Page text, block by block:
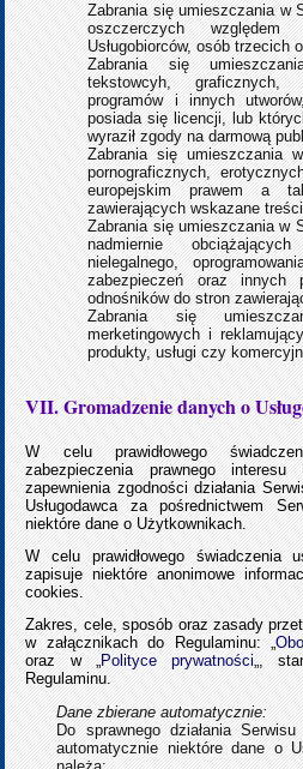
Zabrania się umieszczania w
oszczerczych względem
Usługobiorców, osób trzecich
Zabrania się
tekstowcyh, graficznych,
programów i innych
posiada się licencji, lub
wyraził zgody na darmową
Zabrania się umieszczania
pornograficznych,
europejskim prawem a
zawierających wskazane
Zabrania się umieszczania w
nadmiernie
nielegalnego,
zabezpieczeń oraz innych
odnośników do stron
Zabrania się
merketingowych i
produkty, usługi czy
VII. Gromadzenie danych o
W celu prawidłowego
zabezpieczenia prawnego
zapewnienia zgodności działania
Usługodawca za pośrednictwem
niektóre dane o Użytkownikach.
W celu prawidłowego świadczenia
zapisuje niektóre anonimowe
cookies.
Zakres, cele, sposób oraz zasady
w załącznikach do Regulaminu: „
oraz w „
Polityce prywatności „,
Regulaminu.
Dane zbierane automatycznie:
Do sprawnego działania
automatycznie niektóre dane o